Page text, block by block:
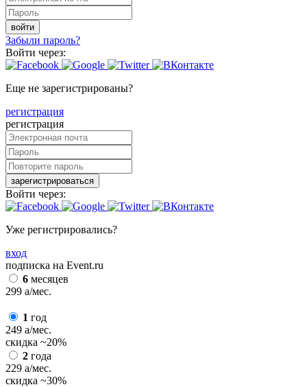
войти
Забыли пароль?
Войти через:
Еще не зарегистрированы?
регистрация
регистрация
зарегистрироваться
Войти через:
Уже регистрировались?
вход
подписка на Event.ru
6 месяцев
299 a/мес.
1 год
249 a/мес.
скидка ~20%
2 года
229 a/мес.
скидка ~30%